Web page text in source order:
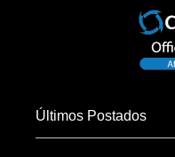
Últimos Postados